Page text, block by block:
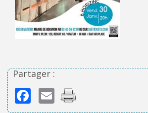
Partager :
Facebook
Email